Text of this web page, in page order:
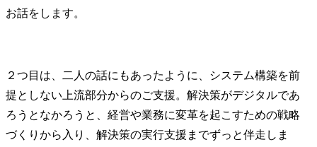
お話をします。
２つ目は、二人の話にもあったように、システム構築を前
提としない上流部分からのご支援。解決策がデジタルであ
ろうとなかろうと、経営や業務に変革を起こすための戦略
づくりから入り、解決策の実行支援までずっと伴走しま